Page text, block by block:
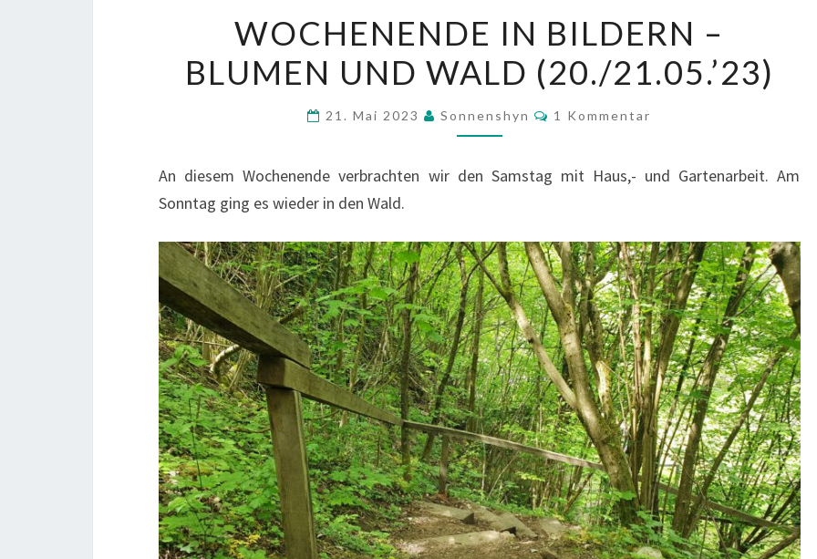
IN
BILDERN
–
BLUMEN
WALD
WOCHENENDE IN BILDERN –
BLUMEN UND WALD (20./21.05.’23)
21. Mai 2023 Sonnenshyn Kommentare
1 Kommentar
An diesem Wochenende verbrachten wir den Samstag mit Haus,- und Gartenarbeit. Am
Sonntag ging es wieder in den Wald.